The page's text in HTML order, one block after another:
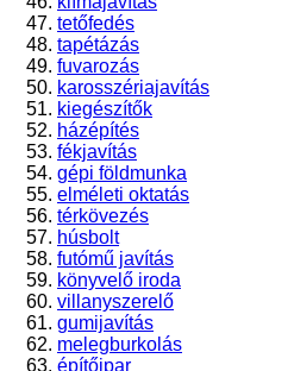
tetőfedés
tapétázás
fuvarozás
karosszériajavítás
kiegészítők
házépítés
fékjavítás
gépi földmunka
elméleti oktatás
térkövezés
húsbolt
futómű javítás
könyvelő iroda
villanyszerelő
gumijavítás
melegburkolás
építőipar